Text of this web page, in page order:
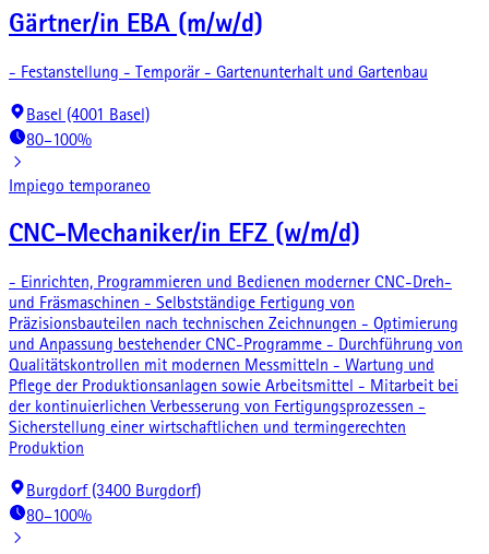
Gärtner/in EBA (m/w/d)
- Festanstellung - Temporär - Gartenunterhalt und Gartenbau
Basel (4001 Basel)
80–100%
Impiego temporaneo
CNC-Mechaniker/in EFZ (w/m/d)
- Einrichten, Programmieren und Bedienen moderner CNC-Dreh-
und Fräsmaschinen - Selbstständige Fertigung von
Präzisionsbauteilen nach technischen Zeichnungen - Optimierung
und Anpassung bestehender CNC-Programme - Durchführung von
Qualitätskontrollen mit modernen Messmitteln - Wartung und
Pflege der Produktionsanlagen sowie Arbeitsmittel - Mitarbeit bei
der kontinuierlichen Verbesserung von Fertigungsprozessen -
Sicherstellung einer wirtschaftlichen und termingerechten
Produktion
Burgdorf (3400 Burgdorf)
80–100%